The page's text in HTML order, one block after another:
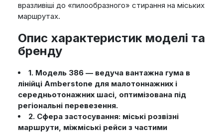
вразливіші до «пилообразного» стирання на міських
маршрутах.
Опис характеристик моделі та
бренду
1. Модель 386 — ведуча вантажна гума в
лінійці Amberstone для малотоннажних і
середньотонажних шасі, оптимізована під
регіональні перевезення.
2. Сфера застосування: міські розвізні
маршрути, міжміські рейси з частими